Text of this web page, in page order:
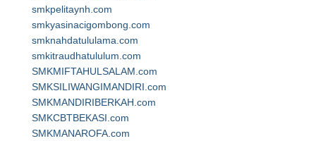
smkpelitaynh.com
smkyasinacigombong.com
smknahdatululama.com
smkitraudhatululum.com
SMKMIFTAHULSALAM.com
SMKSILIWANGIMANDIRI.com
SMKMANDIRIBERKAH.com
SMKCBTBEKASI.com
SMKMANAROFA.com